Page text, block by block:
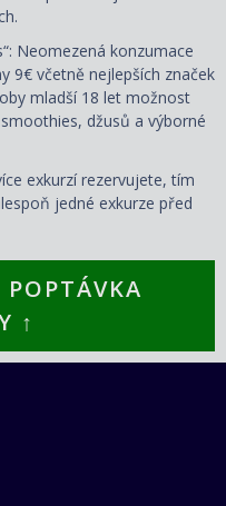
Neomezená konzumace
9€ včetně nejlepších značek
mladší 18 let možnost
džusů a výborné
exkurzí rezervujete, tím
jedné exkurze před
↑